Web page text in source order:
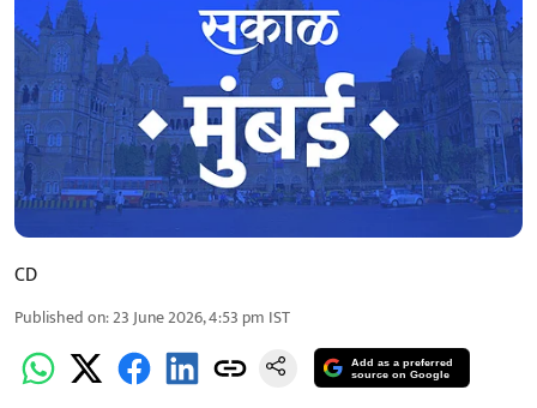
CD
Published on:23 June 2026, 4:53 pm IST
Add as a preferred
source on Google